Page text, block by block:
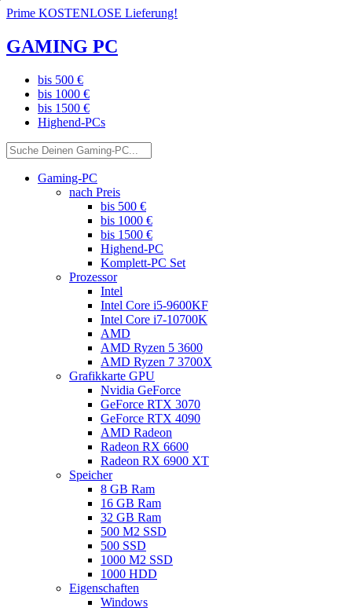
Prime KOSTENLOSE Lieferung!
GAMING PC
bis 500 €
bis 1000 €
bis 1500 €
Highend-PCs
Gaming-PC
nach Preis
bis 500 €
bis 1000 €
bis 1500 €
Highend-PC
Komplett-PC Set
Prozessor
Intel
Intel Core i5-9600KF
Intel Core i7-10700K
AMD
AMD Ryzen 5 3600
AMD Ryzen 7 3700X
Grafikkarte GPU
Nvidia GeForce
GeForce RTX 3070
GeForce RTX 4090
AMD Radeon
Radeon RX 6600
Radeon RX 6900 XT
Speicher
8 GB Ram
16 GB Ram
32 GB Ram
500 M2 SSD
500 SSD
1000 M2 SSD
1000 HDD
Eigenschaften
Windows